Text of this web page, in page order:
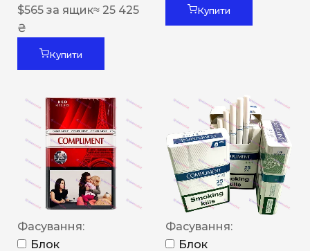
$565 за ящик≈ 25 425
₴
Купити
Купити
Фасування:
Блок
Фасування:
Блок